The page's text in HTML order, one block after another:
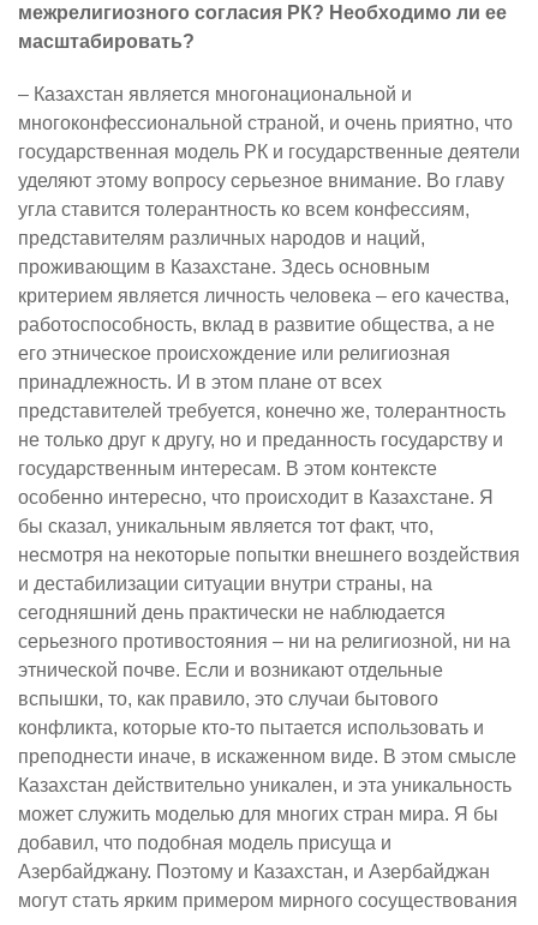
межрелигиозного согласия РК? Необходимо ли ее
масштабировать?
– Казахстан является многонациональной и
многоконфессиональной страной, и очень приятно, что
государственная модель РК и государственные деятели
уделяют этому вопросу серьезное внимание. Во главу
угла ставится толерантность ко всем конфессиям,
представителям различных народов и наций,
проживающим в Казахстане. Здесь основным
критерием является личность человека – его качества,
работоспособность, вклад в развитие общества, а не
его этническое происхождение или религиозная
принадлежность. И в этом плане от всех
представителей требуется, конечно же, толерантность
не только друг к другу, но и преданность государству и
государственным интересам. В этом контексте
особенно интересно, что происходит в Казахстане. Я
бы сказал, уникальным является тот факт, что,
несмотря на некоторые попытки внешнего воздействия
и дестабилизации ситуации внутри страны, на
сегодняшний день практически не наблюдается
серьезного противостояния – ни на религиозной, ни на
этнической почве. Если и возникают отдельные
вспышки, то, как правило, это случаи бытового
конфликта, которые кто-то пытается использовать и
преподнести иначе, в искаженном виде. В этом смысле
Казахстан действительно уникален, и эта уникальность
может служить моделью для многих стран мира. Я бы
добавил, что подобная модель присуща и
Азербайджану. Поэтому и Казахстан, и Азербайджан
могут стать ярким примером мирного сосуществования